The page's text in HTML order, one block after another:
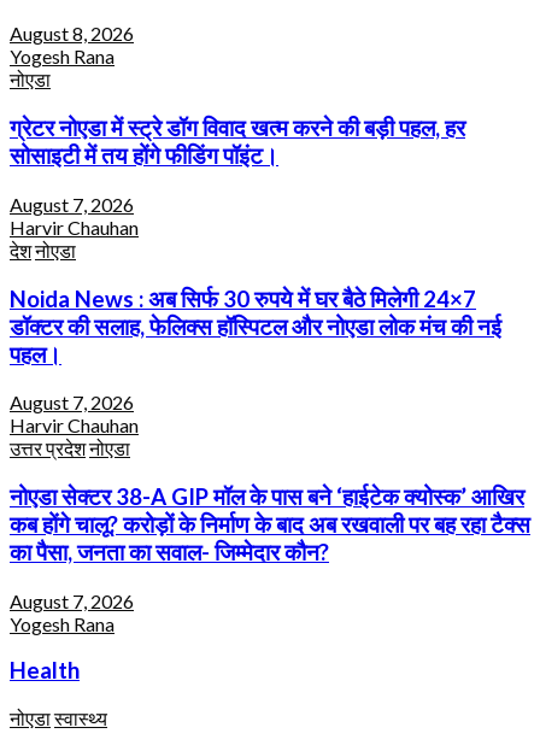
August 8, 2026
Yogesh Rana
नोएडा
ग्रेटर नोएडा में स्ट्रे डॉग विवाद खत्म करने की बड़ी पहल, हर
सोसाइटी में तय होंगे फीडिंग पॉइंट।
August 7, 2026
Harvir Chauhan
देशनोएडा
Noida News : अब सिर्फ 30 रुपये में घर बैठे मिलेगी 24×7
डॉक्टर की सलाह, फेलिक्स हॉस्पिटल और नोएडा लोक मंच की नई
पहल।
August 7, 2026
Harvir Chauhan
उत्तर प्रदेशनोएडा
नोएडा सेक्टर 38-A GIP मॉल के पास बने ‘हाईटेक क्योस्क’ आखिर
कब होंगे चालू? करोड़ों के निर्माण के बाद अब रखवाली पर बह रहा टैक्स
का पैसा, जनता का सवाल- जिम्मेदार कौन?
August 7, 2026
Yogesh Rana
Health
नोएडास्वास्थ्य